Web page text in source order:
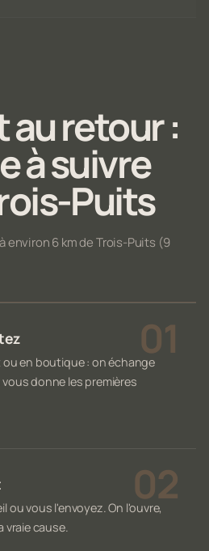
au retour :
à suivre
Puits
environ 6 km de Trois-Puits (9
ou en boutique : on échange
donne les premières
ou vous l'envoyez. On l'ouvre,
vraie cause.